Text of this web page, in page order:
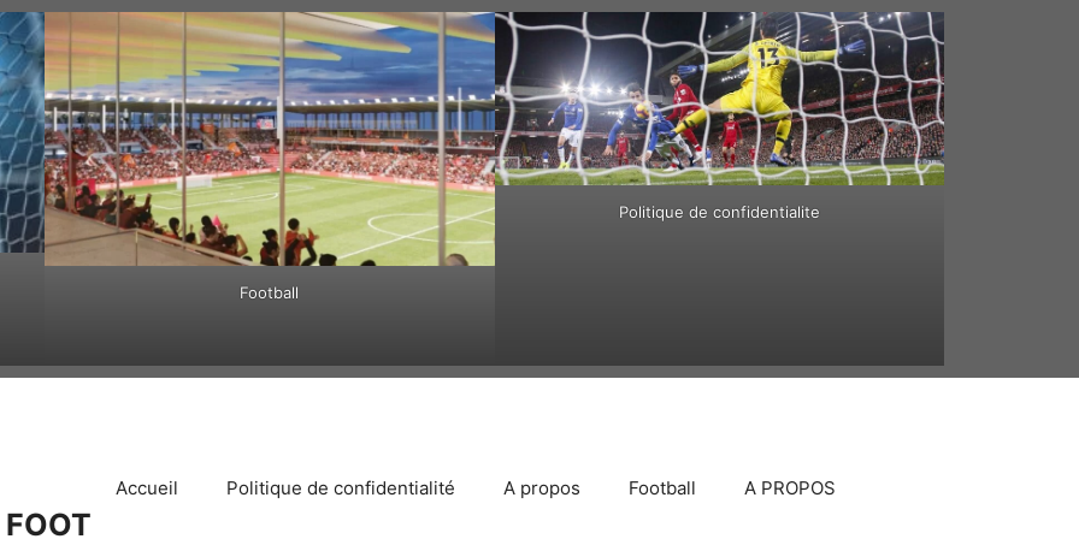
Football
Politique de confidentialite
Accueil Politique de confidentialité A propos Football A PROPOS